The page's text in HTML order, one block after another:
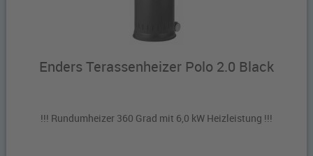
Enders Terassenheizer Polo 2.0 Black
!!! Rundumheizer 360 Grad mit 6,0 kW Heizleistung !!!